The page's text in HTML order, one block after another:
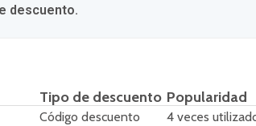
descuento.
Tipo de descuento Popularidad
Código descuento
4 veces